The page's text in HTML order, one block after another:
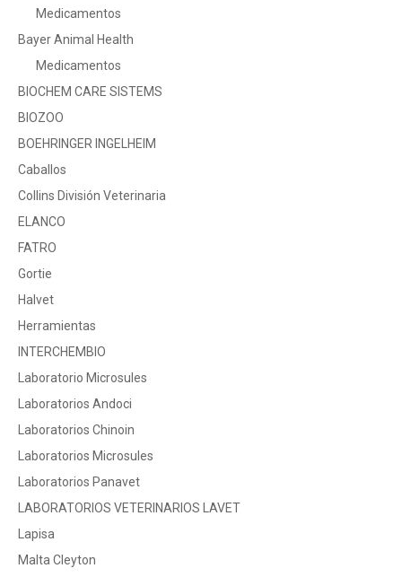
Medicamentos
Bayer Animal Health
Medicamentos
BIOCHEM CARE SISTEMS
BIOZOO
BOEHRINGER INGELHEIM
Caballos
Collins División Veterinaria
ELANCO
FATRO
Gortie
Halvet
Herramientas
INTERCHEMBIO
Laboratorio Microsules
Laboratorios Andoci
Laboratorios Chinoin
Laboratorios Microsules
Laboratorios Panavet
LABORATORIOS VETERINARIOS LAVET
Lapisa
Malta Cleyton